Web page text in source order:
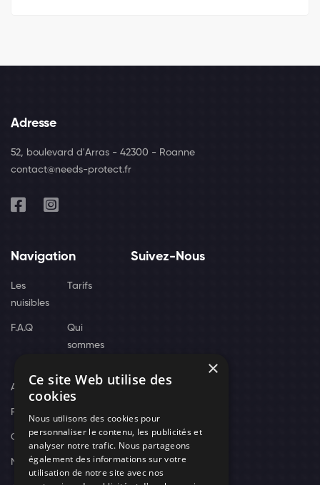
Adresse
52, boulevard d'Arras - 42300 - Roanne
contact@needs-protect.fr
Navigation
Les
nuisibles
Tarifs
F.A.Q
Qui
sommes
Actus
Recrutement
Contact
Nos techniciens
Suivez-Nous
×
Ce site Web utilise des
cookies
Nous utilisons des cookies pour
personnaliser le contenu, les publicités et
analyser notre trafic. Nous partageons
également des informations sur votre
utilisation de notre site avec nos